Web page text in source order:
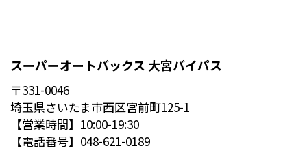
スーパーオートバックス 大宮バイパス
〒331-0046
埼玉県さいたま市西区宮前町125-1
【営業時間】10:00-19:30
【電話番号】048-621-0189